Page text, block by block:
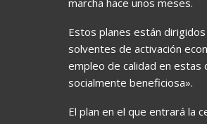
marcha hace unos meses.
Estos planes están
solventes de activación
empleo de calidad en estas
socialmente beneficiosa».
El plan en el que entrará la